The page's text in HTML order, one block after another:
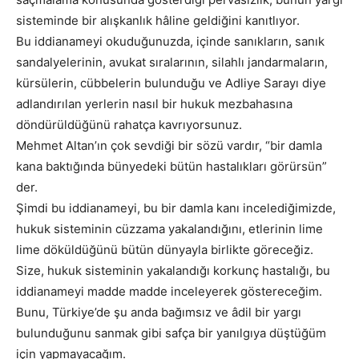
sisteminde bir alışkanlık hâline geldiğini kanıtlıyor.
Bu iddianameyi okuduğunuzda, içinde sanıkların, sanık
sandalyelerinin, avukat sıralarının, silahlı jandarmaların,
kürsülerin, cübbelerin bulunduğu ve Adliye Sarayı diye
adlandırılan yerlerin nasıl bir hukuk mezbahasına
döndürüldüğünü rahatça kavrıyorsunuz.
Mehmet Altan’ın çok sevdiği bir sözü vardır, “bir damla
kana baktığında bünyedeki bütün hastalıkları görürsün”
der.
Şimdi bu iddianameyi, bu bir damla kanı incelediğimizde,
hukuk sisteminin cüzzama yakalandığını, etlerinin lime
lime döküldüğünü bütün dünyayla birlikte göreceğiz.
Size, hukuk sisteminin yakalandığı korkunç hastalığı, bu
iddianameyi madde madde inceleyerek göstereceğim.
Bunu, Türkiye’de şu anda bağımsız ve âdil bir yargı
bulunduğunu sanmak gibi safça bir yanılgıya düştüğüm
için yapmayacağım.